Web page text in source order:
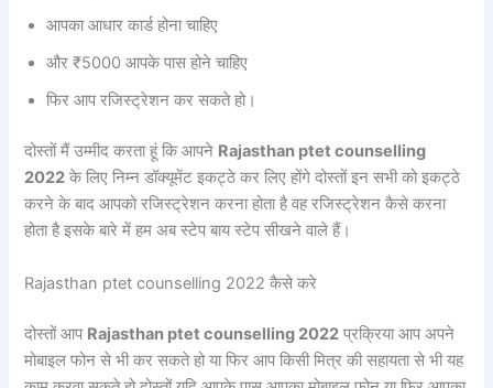
आपका आधार कार्ड होना चाहिए
और ₹5000 आपके पास होने चाहिए
फिर आप रजिस्ट्रेशन कर सकते हो।
दोस्तों मैं उम्मीद करता हूं कि आपने Rajasthan ptet counselling
2022 के लिए निम्न डॉक्यूमेंट इकट्ठे कर लिए होंगे दोस्तों इन सभी को इकट्ठे
करने के बाद आपको रजिस्ट्रेशन करना होता है वह रजिस्ट्रेशन कैसे करना
होता है इसके बारे में हम अब स्टेप बाय स्टेप सीखने वाले हैं।
Rajasthan ptet counselling 2022 कैसे करे
दोस्तों आप Rajasthan ptet counselling 2022 प्रक्रिया आप अपने
मोबाइल फोन से भी कर सकते हो या फिर आप किसी मित्र की सहायता से भी यह